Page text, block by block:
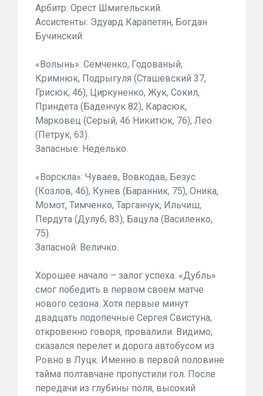
Арбитр: Орест Шмигельский.
Ассистенты: Эдуард Карапетян, Богдан
Бучинский.
«Волынь»: Семченко, Годованый,
Кримнюк, Подрыгуля (Сташевский 37,
Грисюк, 46), Циркуненко, Жук, Сокил,
Приндета (Баденчук 82), Карасюк,
Марковец (Серый, 46 Никитюк, 76), Лео
(Петрук, 63).
Запасные: Неделько.
«Ворскла»: Чуваев, Вовкодав, Безус
(Козлов, 46), Кунев (Баранник, 75), Оника,
Момот, Тимченко, Тарганчук, Ильчиш,
Пердута (Дулуб, 83), Бацула (Василенко,
75).
Запасной: Величко.
Хорошее начало – залог успеха. «Дубль»
смог победить в первом своем матче
нового сезона. Хотя первые минут
двадцать подопечные Сергея Свистуна,
откровенно говоря, провалили. Видимо,
сказался перелет и дорога автобусом из
Ровно в Луцк. Именно в первой половине
тайма полтавчане пропустили гол. После
передачи из глубины поля, высокий